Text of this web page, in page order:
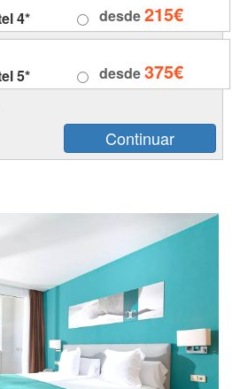
4* desde215€
5* desde375€